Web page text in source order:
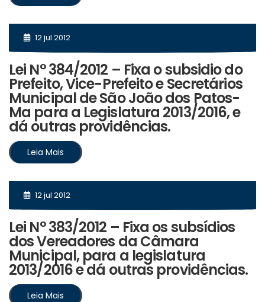
12 jul 2012
Lei N° 384/2012 – Fixa o subsidio do
Prefeito, Vice-Prefeito e Secretários
Municipal de São João dos Patos-
Ma para a Legislatura 2013/2016, e
dá outras providências.
Leia Mais
12 jul 2012
Lei N° 383/2012 – Fixa os subsídios
dos Vereadores da Câmara
Municipal, para a legislatura
2013/2016 e dá outras providências.
Leia Mais